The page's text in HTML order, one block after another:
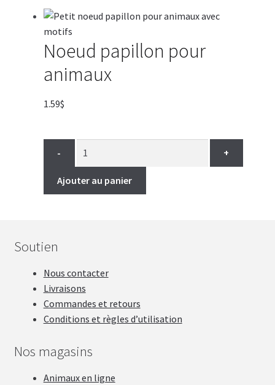
ROBES
COUCHES
BOTTES
BIJOUX
VENTES
Noeud papillon pour
animaux
1.59$
- +
Ajouter au panier
Soutien
Nous contacter
Livraisons
Commandes et retours
Conditions et règles d’utilisation
Nos magasins
Animaux en ligne